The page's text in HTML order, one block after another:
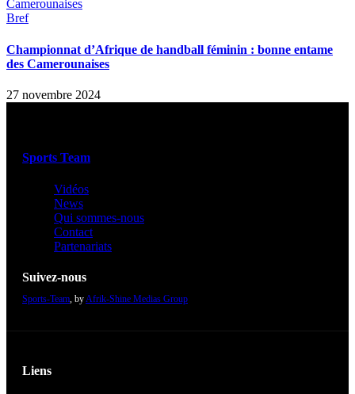
Bref
Championnat d’Afrique de handball féminin : bonne entame
des Camerounaises
27 novembre 2024
Sports Team
Vidéos
News
Qui sommes-nous
Contact
Partenariats
Suivez-nous
Sports-Team, byAfrik-Shine Medias Group
Liens